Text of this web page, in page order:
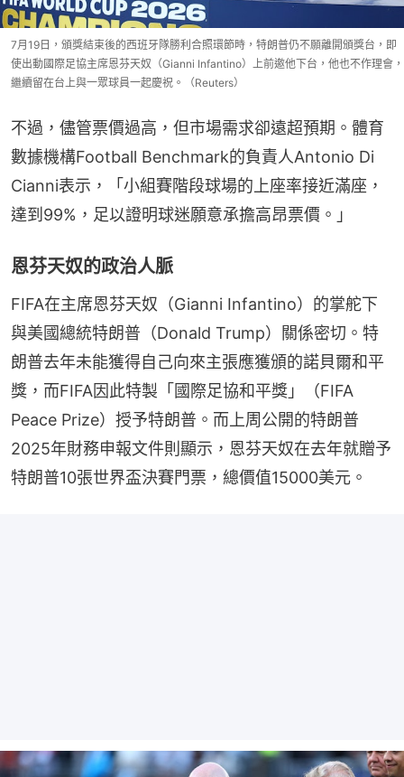
7月19日，頒獎結束後的西班牙隊勝利合照環節時，特朗普仍不願離開頒獎台，即
使出動國際足協主席恩芬天奴（Gianni Infantino）上前邀他下台，他也不作理會，
繼續留在台上與一眾球員一起慶祝。（Reuters）
不過，儘管票價過高，但市場需求卻遠超預期。體育
數據機構Football Benchmark的負責人Antonio Di
Cianni表示，「小組賽階段球場的上座率接近滿座，
達到99%，足以證明球迷願意承擔高昂票價。」
恩芬天奴的政治人脈
FIFA在主席恩芬天奴（Gianni Infantino）的掌舵下
與美國總統特朗普（Donald Trump）關係密切。特
朗普去年未能獲得自己向來主張應獲頒的諾貝爾和平
獎，而FIFA因此特製「國際足協和平獎」（FIFA
Peace Prize）授予特朗普。而上周公開的特朗普
2025年財務申報文件則顯示，恩芬天奴在去年就贈予
特朗普10張世界盃決賽門票，總價值15000美元。